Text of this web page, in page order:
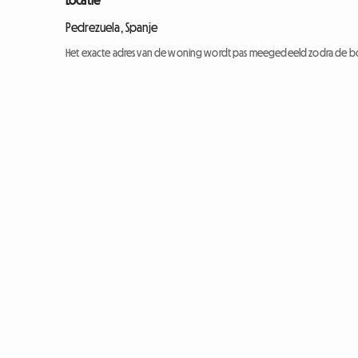
Pedrezuela, Spanje
Het exacte adres van de woning wordt pas meegedeeld zodra de